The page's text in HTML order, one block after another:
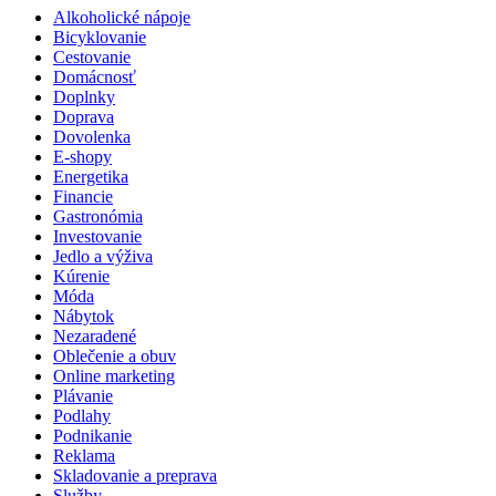
Alkoholické nápoje
Bicyklovanie
Cestovanie
Domácnosť
Doplnky
Doprava
Dovolenka
E-shopy
Energetika
Financie
Gastronómia
Investovanie
Jedlo a výživa
Kúrenie
Móda
Nábytok
Nezaradené
Oblečenie a obuv
Online marketing
Plávanie
Podlahy
Podnikanie
Reklama
Skladovanie a preprava